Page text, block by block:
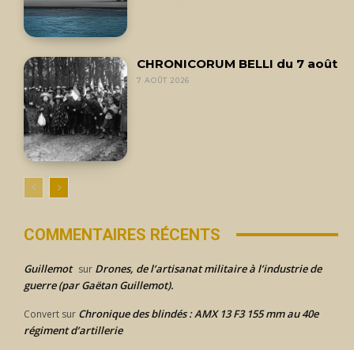
CHRONICORUM BELLI du 7 août
7 AOÛT 2026
COMMENTAIRES RÉCENTS
Guillemot sur Drones, de l’artisanat militaire à l’industrie de
guerre (par Gaëtan Guillemot).
Convert sur Chronique des blindés : AMX 13 F3 155 mm au 40e
régiment d’artillerie